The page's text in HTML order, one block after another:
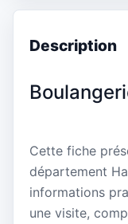
Description
Cette fiche
département
informations
une visite,